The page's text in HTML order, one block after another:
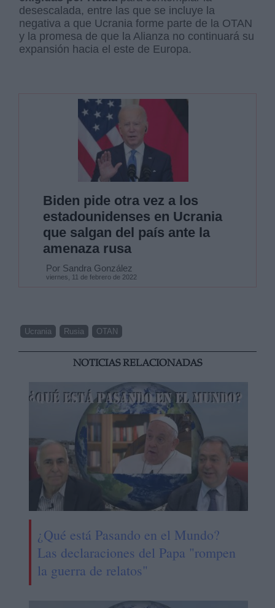
desescalada, entre las que se incluye la
negativa a que Ucrania forme parte de la OTAN
y la promesa de que la Alianza no continuará su
expansión hacia el este de Europa.
Biden pide otra vez a los
estadounidenses en Ucrania
que salgan del país ante la
amenaza rusa
Por Sandra González
viernes, 11 de febrero de 2022
Ucrania Rusia OTAN
NOTICIAS RELACIONADAS
¿Qué está Pasando en el Mundo?
Las declaraciones del Papa "rompen
la guerra de relatos"